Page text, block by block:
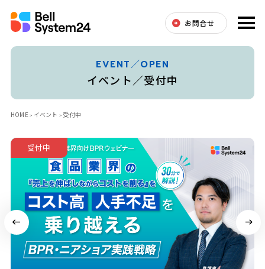
お問合せ
EVENT／OPEN
イベント／受付中
HOME イベント 受付中
受付中